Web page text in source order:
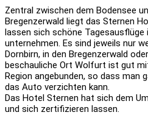
Zentral zwischen dem Bodensee
Bregenzerwald liegt das Sternen
lassen sich schöne Tagesausflüge
unternehmen. Es sind jeweils nur
Dornbirn, in den Bregenzerwald
beschauliche Ort Wolfurt ist gut
Region angebunden, so dass man
das Auto verzichten kann.
Das Hotel Sternen hat sich dem
und sich zertifizieren lassen.